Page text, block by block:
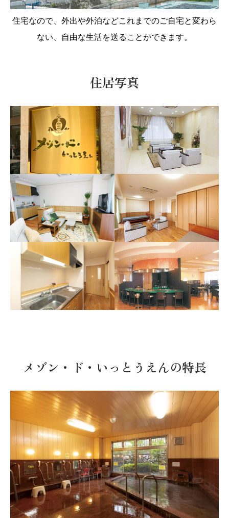
住宅なので、外出や外泊などこれまでのご自宅と変わら
ない、自由な生活を送ることができます。
住居写真
メゾン・ド・いっとうえんの特長